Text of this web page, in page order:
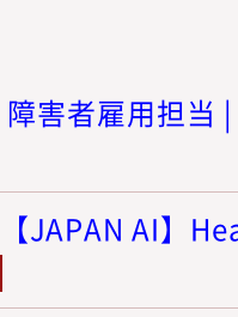
害者雇用担当
JAPAN AI】